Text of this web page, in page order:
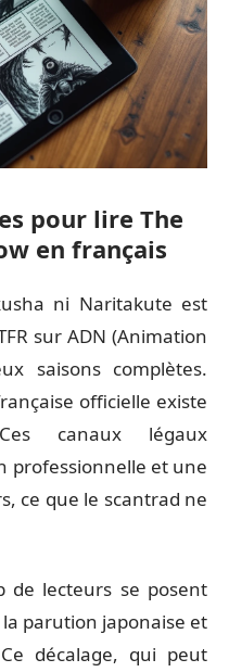
pour lire The
en français
ni Naritakute est
sur ADN (Animation
saisons complètes.
officielle existe
canaux légaux
professionnelle et une
ce que le scantrad ne
de lecteurs se posent
parution japonaise et
décalage, qui peut